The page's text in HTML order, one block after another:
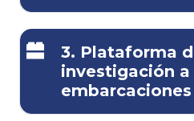
3. Plataforma
investigación